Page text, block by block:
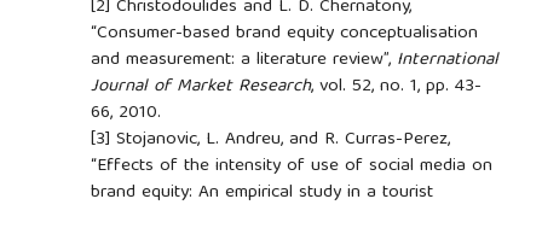
[2] Christodoulides and L. D. Chernatony,
“Consumer-based brand equity conceptualisation
and measurement: a literature review”, International
Journal of Market Research, vol. 52, no. 1, pp. 43-
66, 2010.
[3] Stojanovic, L. Andreu, and R. Curras-Perez,
“Effects of the intensity of use of social media on
brand equity: An empirical study in a tourist